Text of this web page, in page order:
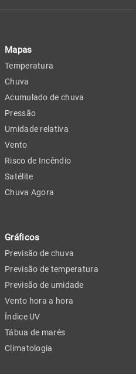
Mapas
Temperatura
Chuva
Acumulado de chuva
Pressão
Umidade relativa
Vento
Risco de Incêndio
Satélite
Chuva Agora
Gráficos
Previsão de chuva
Previsão de temperatura
Previsão de umidade
Vento hora a hora
Índice UV
Tábua de marés
Climatologia